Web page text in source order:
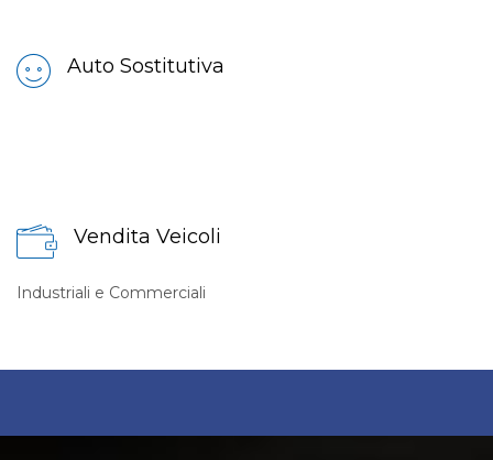
Auto Sostitutiva
Vendita Veicoli
Industriali e Commerciali